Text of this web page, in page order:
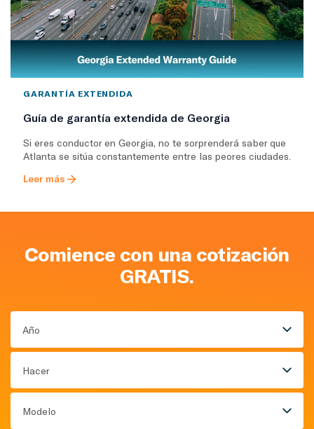
GARANTÍA EXTENDIDA
Guía de garantía extendida de Georgia
Si eres conductor en Georgia, no te sorprenderá saber que
Atlanta se sitúa constantemente entre las peores ciudades.
Leer más
Comience con una cotización
GRATIS.
Año
Hacer
Modelo